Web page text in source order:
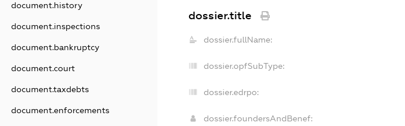
document.history
document.inspections
document.bankruptcy
document.court
document.taxdebts
document.enforcements
dossier.title
dossier.fullName:
dossier.opfSubType:
dossier.edrpo:
dossier.foundersAndBenef: